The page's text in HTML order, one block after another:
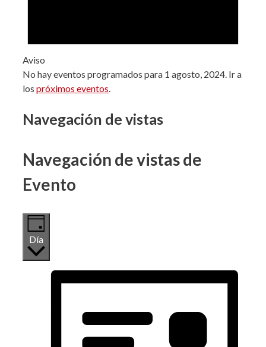
Aviso
No hay eventos programados para 1 agosto, 2024. Ir a
los próximos eventos.
Navegación de vistas
Navegación de vistas de
Evento
Día